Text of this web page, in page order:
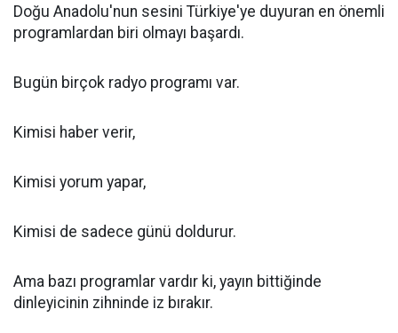
Doğu Anadolu'nun sesini Türkiye'ye duyuran en önemli
programlardan biri olmayı başardı.
Bugün birçok radyo programı var.
Kimisi haber verir,
Kimisi yorum yapar,
Kimisi de sadece günü doldurur.
Ama bazı programlar vardır ki, yayın bittiğinde
dinleyicinin zihninde iz bırakır.